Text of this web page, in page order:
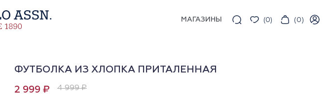
МАГАЗИНЫ (0) (0)
ФУТБОЛКА ИЗ ХЛОПКА ПРИТАЛЕННАЯ
2 999 ₽ 4 999 ₽